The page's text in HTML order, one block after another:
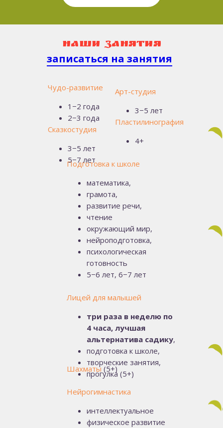
наШИ занятия
Подготовка к школе
математика,
грамота,
развитие речи,
чтение
окружающий мир,
нейроподготовка,
психологическая
готовность
5−6 лет, 6−7 лет
Лицей для малышей
три раза в неделю по
4 часа, лучшая
альтернатива садику,
подготовка к школе,
творческие занятия,
прогулка (5+)
Чудо-развитие
1−2 года
2−3 года
Сказкостудия
3−5 лет
5−7 лет
записаться на занятия
Шахматы (5+)
Нейрогимнастика
интеллектуальное
физическое развитие
Арт-студия
3−5 лет
Пластилинография
4+